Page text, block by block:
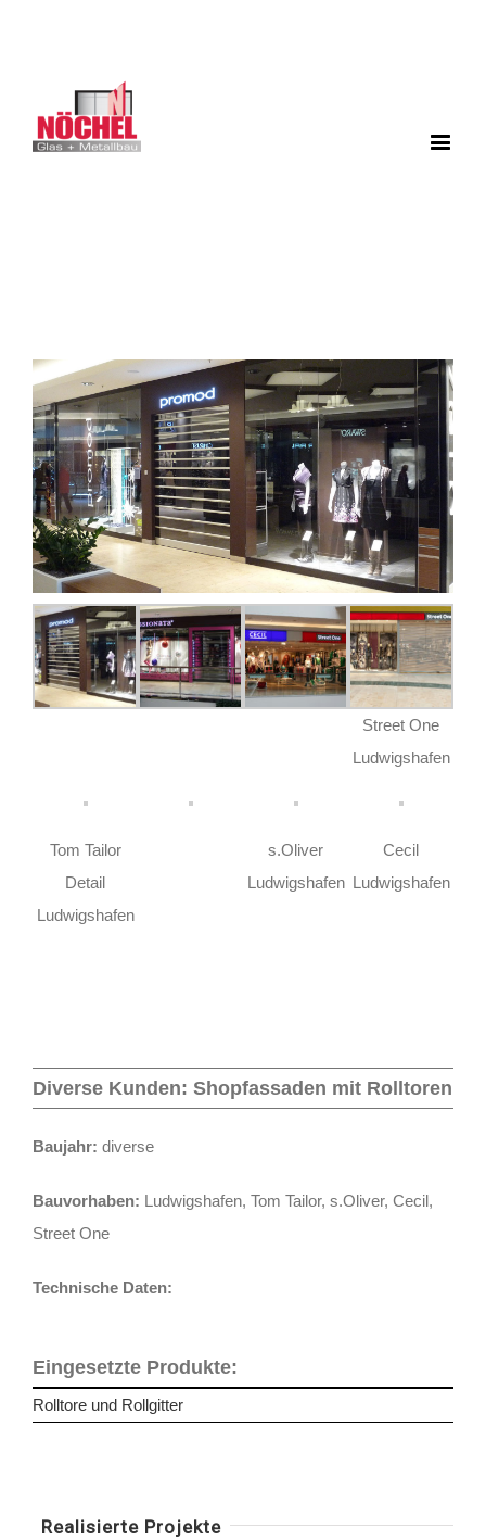
Street One
Ludwigshafen
Tom Tailor
Detail
Ludwigshafen
s.Oliver
Ludwigshafen
Cecil
Ludwigshafen
Diverse Kunden: Shopfassaden mit Rolltoren
Baujahr: diverse
Bauvorhaben: Ludwigshafen, Tom Tailor, s.Oliver, Cecil,
Street One
Technische Daten:
Eingesetzte Produkte:
Rolltore und Rollgitter
Realisierte Projekte